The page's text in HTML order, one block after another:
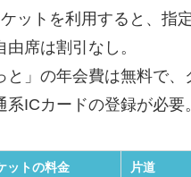
ットを利用すると、指
由席は割引なし。
と」の年会費は無料で、
系ICカードの登録が必要。
ットの料金 片道